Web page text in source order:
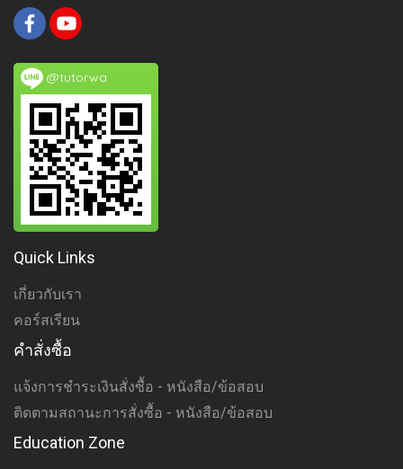
@tutorwa
Quick Links
เกี่ยวกับเรา
คอร์สเรียน
คำสั่งซื้อ
แจ้งการชำระเงินสั่งซื้อ - หนังสือ/ข้อสอบ
ติดตามสถานะการสั่งซื้อ - หนังสือ/ข้อสอบ
Education Zone